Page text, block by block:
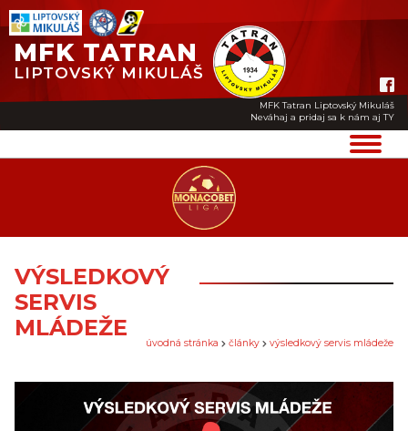
MFK TATRAN
LIPTOVSKÝ MIKULÁŠ
MFK Tatran Liptovský Mikuláš
Neváhaj a pridaj sa k nám aj TY
VÝSLEDKOVÝ
SERVIS
MLÁDEŽE
úvodná stránka články výsledkový servis mládeže